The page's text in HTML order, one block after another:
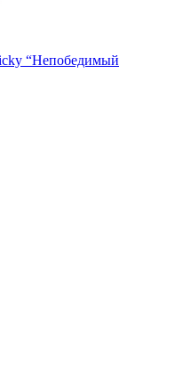
“Непобедимый